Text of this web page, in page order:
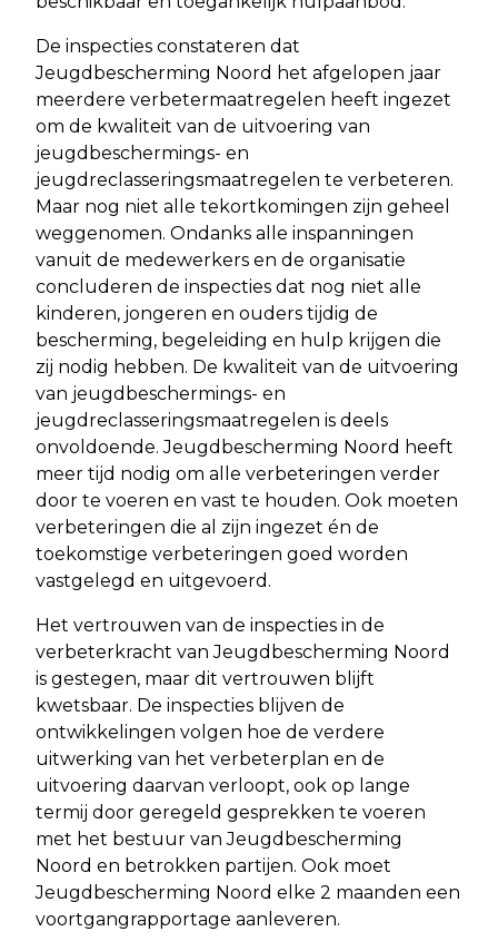
De inspecties constateren dat
Jeugdbescherming Noord het afgelopen jaar
meerdere verbetermaatregelen heeft ingezet
om de kwaliteit van de uitvoering van
jeugdbeschermings- en
jeugdreclasseringsmaatregelen te verbeteren.
Maar nog niet alle tekortkomingen zijn geheel
weggenomen. Ondanks alle inspanningen
vanuit de medewerkers en de organisatie
concluderen de inspecties dat nog niet alle
kinderen, jongeren en ouders tijdig de
bescherming, begeleiding en hulp krijgen die
zij nodig hebben. De kwaliteit van de uitvoering
van jeugdbeschermings- en
jeugdreclasseringsmaatregelen is deels
onvoldoende. Jeugdbescherming Noord heeft
meer tijd nodig om alle verbeteringen verder
door te voeren en vast te houden. Ook moeten
verbeteringen die al zijn ingezet én de
toekomstige verbeteringen goed worden
vastgelegd en uitgevoerd.
Het vertrouwen van de inspecties in de
verbeterkracht van Jeugdbescherming Noord
is gestegen, maar dit vertrouwen blijft
kwetsbaar. De inspecties blijven de
ontwikkelingen volgen hoe de verdere
uitwerking van het verbeterplan en de
uitvoering daarvan verloopt, ook op lange
termij door geregeld gesprekken te voeren
met het bestuur van Jeugdbescherming
Noord en betrokken partijen. Ook moet
Jeugdbescherming Noord elke 2 maanden een
voortgangrapportage aanleveren.